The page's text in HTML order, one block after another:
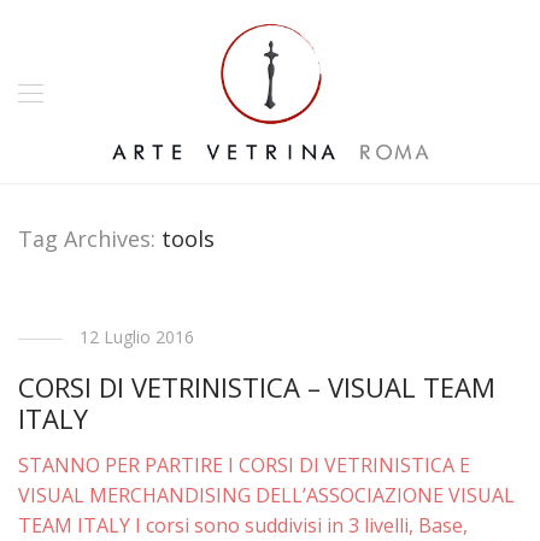
Tag Archives: tools
12 Luglio 2016
CORSI DI VETRINISTICA – VISUAL TEAM
ITALY
STANNO PER PARTIRE I CORSI DI VETRINISTICA E
VISUAL MERCHANDISING DELL’ASSOCIAZIONE VISUAL
TEAM ITALY I corsi sono suddivisi in 3 livelli, Base,